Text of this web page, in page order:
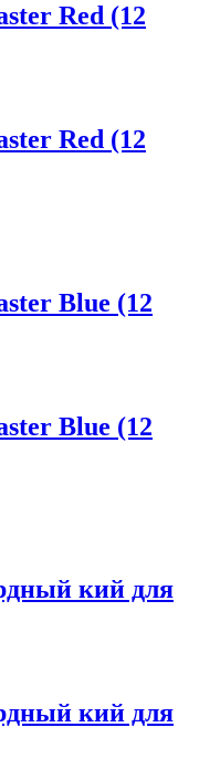
Red (12
Red (12
Blue (12
Blue (12
кий для
кий для